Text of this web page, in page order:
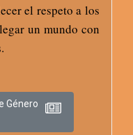
el respeto a los
un mundo con
Género